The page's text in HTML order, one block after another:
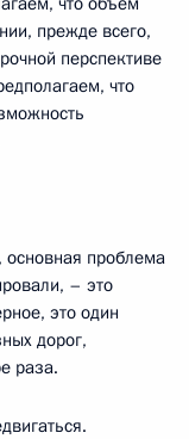
прежде всего,
перспективе
что
проблема
– это
это один
дорог,
раза.